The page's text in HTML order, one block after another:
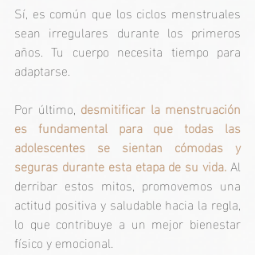
Sí, es común que los ciclos menstruales
sean irregulares durante los primeros
años. Tu cuerpo necesita tiempo para
adaptarse.
Por último, desmitificar la menstruación
es fundamental para que todas las
adolescentes se sientan cómodas y
seguras durante esta etapa de su vida. Al
derribar estos mitos, promovemos una
actitud positiva y saludable hacia la regla,
lo que contribuye a un mejor bienestar
físico y emocional.